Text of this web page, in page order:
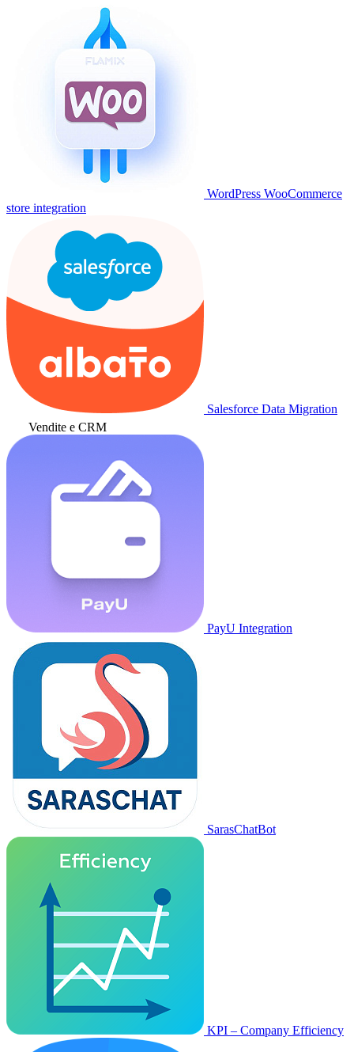
WordPress WooCommerce
store integration
Salesforce Data Migration
Vendite e CRM
PayU Integration
SarasChatBot
KPI – Company Efficiency